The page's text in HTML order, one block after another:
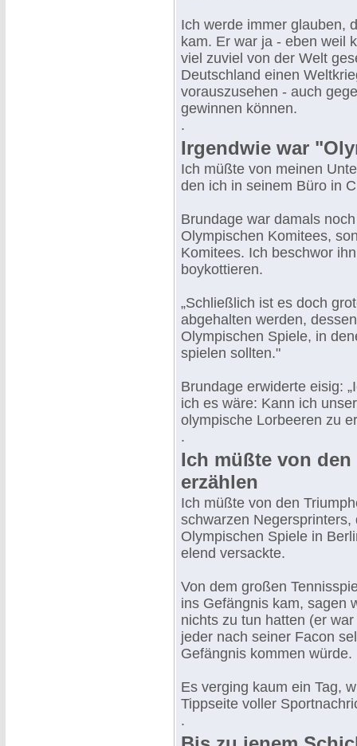
Ich werde immer glauben,
kam. Er war ja - eben weil
viel zuviel von der Welt
Deutschland einen
vorauszusehen - auch
gewinnen können.
.
Irgendwie war
Ich müßte von meinen
den ich in seinem Büro in
Brundage war damals
Olympischen Komitees,
Komitees. Ich beschwor
boykottieren.
„Schließlich ist es doch
abgehalten werden,
Olympischen Spiele, in
spielen sollten."
Brundage erwiderte eisig:
ich es wäre: Kann ich
olympische Lorbeeren zu
.
Ich müßte von
erzählen
Ich müßte von den
schwarzen
Olympischen Spiele in
elend versackte.
Von dem großen
ins Gefängnis kam, sagen
nichts zu tun hatten (er
jeder nach seiner Facon
Gefängnis kommen würde.
Es verging kaum ein Tag,
Tippseite voller
.